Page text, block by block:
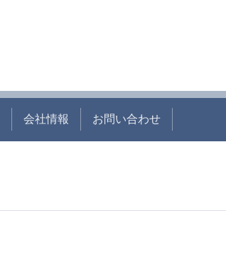
会社情報 お問い合わせ